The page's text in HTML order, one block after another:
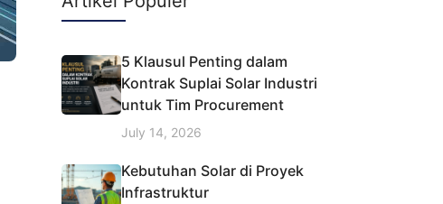
5 Klausul Penting dalam
Kontrak Suplai Solar Industri
untuk Tim Procurement
July 14, 2026
Kebutuhan Solar di Proyek
Infrastruktur